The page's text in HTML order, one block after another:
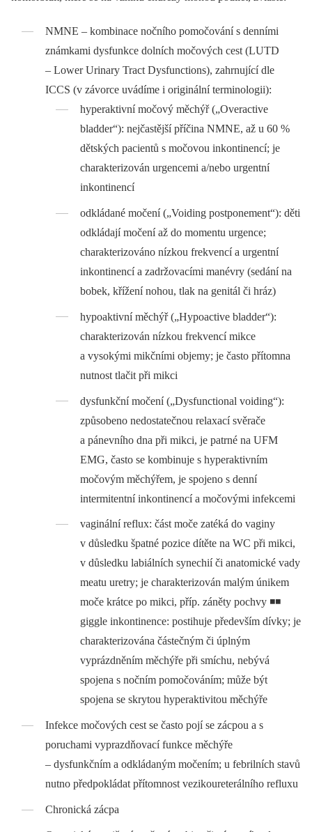
NMNE –⁠ kombinace nočního pomočování s denními
známkami dysfunkce dolních močových cest (LUTD
–⁠ Lower Urinary Tract Dysfunctions), zahrnující dle
ICCS (v závorce uvádíme i originální terminologii):
hyperaktivní močový měchýř („Overactive
bladder“): nejčastější příčina NMNE, až u 60 %
dětských pacientů s močovou inkontinencí; je
charakterizován urgencemi a/nebo urgentní
inkontinencí
odkládané močení („Voiding postponement“): děti
odkládají močení až do momentu urgence;
charakterizováno nízkou frekvencí a urgentní
inkontinencí a zadržovacími manévry (sedání na
bobek, křížení nohou, tlak na genitál či hráz)
hypoaktivní měchýř („Hypoactive bladder“):
charakterizován nízkou frekvencí mikce
a vysokými mikčními objemy; je často přítomna
nutnost tlačit při mikci
dysfunkční močení („Dysfunctional voiding“):
způsobeno nedostatečnou relaxací svěrače
a pánevního dna při mikci, je patrné na UFM
EMG, často se kombinuje s hyperaktivním
močovým měchýřem, je spojeno s denní
intermitentní inkontinencí a močovými infekcemi
vaginální reflux: část moče zatéká do vaginy
v důsledku špatné pozice dítěte na WC při mikci,
v důsledku labiálních synechií či anatomické vady
meatu uretry; je charakterizován malým únikem
moče krátce po mikci, příp. záněty pochvy ◾◾
giggle inkontinence: postihuje především dívky; je
charakterizována částečným či úplným
vyprázdněním měchýře při smíchu, nebývá
spojena s nočním pomočováním; může být
spojena se skrytou hyperaktivitou měchýře
Infekce močových cest se často pojí se zácpou a s
poruchami vyprazdňovací funkce měchýře
–⁠ dysfunkčním a odkládaným močením; u febrilních stavů
nutno předpokládat přítomnost vezikoureterálního refluxu
Chronická zácpa